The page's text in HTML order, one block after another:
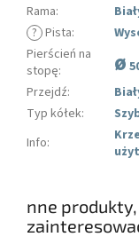
Rama:
? Pista:
Pierścień na
stopę: ø
Przejdź:
Typ kółek:
Info:
nne